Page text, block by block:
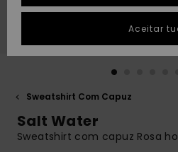
conversa
obteres a
resposta
PRESENTE
DESEJO
Sweatshirt Com Capuz
Salt Water
Sweatshirt com capuz Rosa
Aceitar